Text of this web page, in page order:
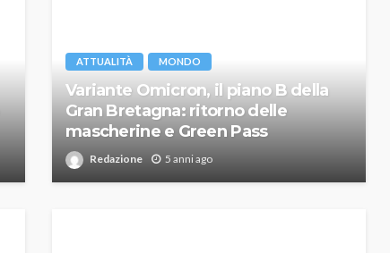
ATTUALITÀ MONDO
Variante Omicron, il piano B della
Gran Bretagna: ritorno delle
mascherine e Green Pass
Redazione 5 anni ago